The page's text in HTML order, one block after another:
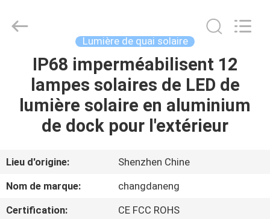
MAISON
DES
PRODUITS
À
PROPOS
DE
Technology
Lumière de quai solaire
IP68 imperméabilisent 12
lampes solaires de LED de
lumière solaire en aluminium
de dock pour l'extérieur
Lieu d'origine:
Shenzhen Chine
Nom de marque:
changdaneng
Certification:
CE FCC ROHS